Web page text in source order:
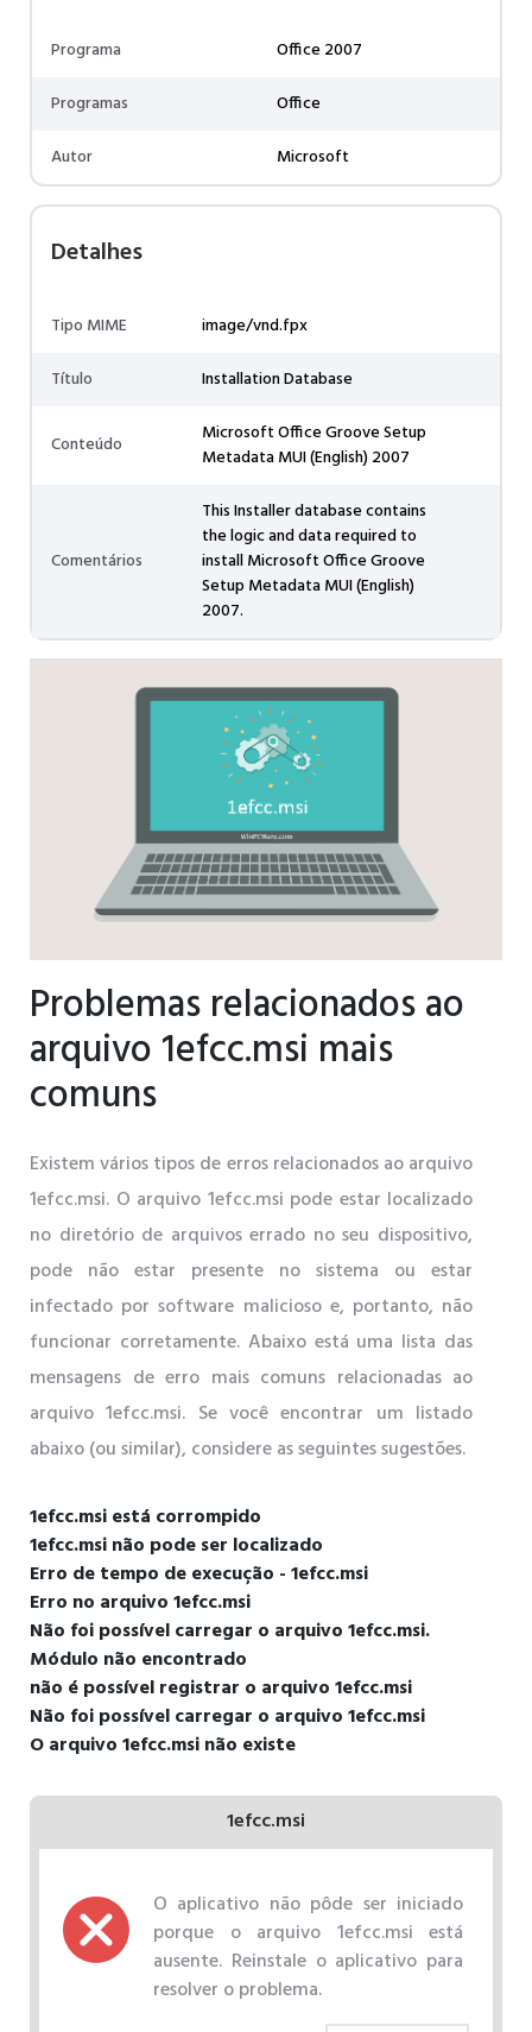
Programa
Office 2007
Programas
Office
Autor
Microsoft
Detalhes
Tipo MIME
image/vnd.fpx
Título
Installation Database
Conteúdo
Microsoft Office Groove Setup
Metadata MUI (English) 2007
Comentários
This Installer database contains
the logic and data required to
install Microsoft Office Groove
Setup Metadata MUI (English)
2007.
Problemas relacionados ao
arquivo 1efcc.msi mais
comuns
Existem vários tipos de erros relacionados ao arquivo
1efcc.msi. O arquivo 1efcc.msi pode estar localizado
no diretório de arquivos errado no seu dispositivo,
pode não estar presente no sistema ou estar
infectado por software malicioso e, portanto, não
funcionar corretamente. Abaixo está uma lista das
mensagens de erro mais comuns relacionadas ao
arquivo 1efcc.msi. Se você encontrar um listado
abaixo (ou similar), considere as seguintes sugestões.
1efcc.msi está corrompido
1efcc.msi não pode ser localizado
Erro de tempo de execução - 1efcc.msi
Erro no arquivo 1efcc.msi
Não foi possível carregar o arquivo 1efcc.msi.
Módulo não encontrado
não é possível registrar o arquivo 1efcc.msi
Não foi possível carregar o arquivo 1efcc.msi
O arquivo 1efcc.msi não existe
1efcc.msi
O aplicativo não pôde ser iniciado
porque o arquivo 1efcc.msi está
ausente. Reinstale o aplicativo para
resolver o problema.